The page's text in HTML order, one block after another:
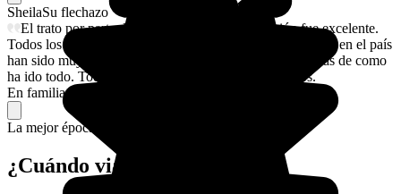
SheilaSu flechazo
El trato por parte de Julia durante la organización fue excelente.
Todos los guías que hemos tenido durante nuestra estancia en el país
han sido muy amables y muy atentos. Estamos encantadas de como
ha ido todo. Todo un acierto contratar el tour con ellos.
En familia19/3/2025
La mejor época para ir.
¿Cuándo viajar a Uzbekistán?